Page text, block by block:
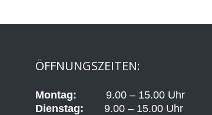
ÖFFNUNGSZEITEN:
Montag: 9.00 – 15.00 Uhr
Dienstag: 9.00 – 15.00 Uhr